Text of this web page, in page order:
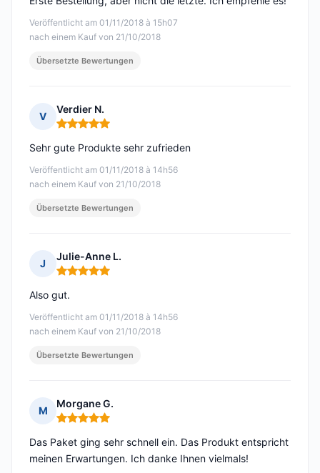
Veröffentlicht am 01/11/2018 à 15h07
nach einem Kauf von 21/10/2018
Übersetzte Bewertungen
V
Verdier N.
Hinweis: 5 von 5
Veröffentlicht am 01/11/2018 à 14h56
nach einem Kauf von 21/10/2018
Sehr gute Produkte sehr zufrieden
Übersetzte Bewertungen
J
Julie-Anne L.
Hinweis: 5 von 5
Veröffentlicht am 01/11/2018 à 14h56
nach einem Kauf von 21/10/2018
Also gut.
Übersetzte Bewertungen
M
Morgane G.
Hinweis: 5 von 5
Das Paket ging sehr schnell ein. Das Produkt entspricht
meinen Erwartungen. Ich danke Ihnen vielmals!